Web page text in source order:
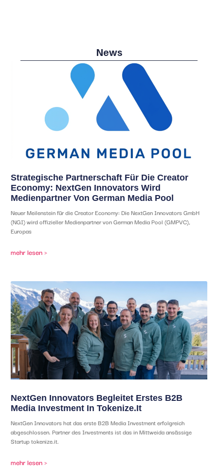
News
Strategische Partnerschaft Für Die Creator
Economy: NextGen Innovators Wird
Medienpartner Von German Media Pool
Neuer Meilenstein für die Creator Economy: Die NextGen Innovators GmbH
(NGI) wird offizieller Medienpartner von German Media Pool (GMPVC),
Europas
mehr lesen >
NextGen Innovators Begleitet Erstes B2B
Media Investment In Tokenize.it
NextGen Innovators hat das erste B2B Media Investment erfolgreich
abgeschlossen. Partner des Investments ist das in Mittweida ansässige
Startup tokenize.it.
mehr lesen >